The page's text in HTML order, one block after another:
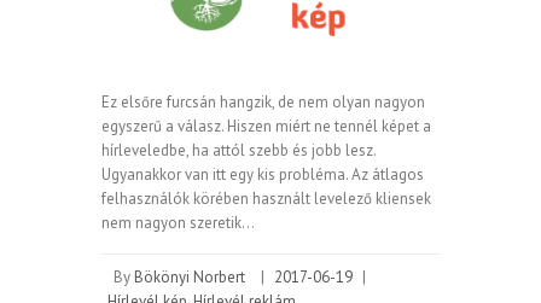
Ez elsőre furcsán hangzik, de nem olyan nagyon
egyszerű a válasz. Hiszen miért ne tennél képet a
hírleveledbe, ha attól szebb és jobb lesz.
Ugyanakkor van itt egy kis probléma. Az átlagos
felhasználók körében használt levelező kliensek
nem nagyon szeretik…
By Bökönyi Norbert | 2017-06-19 |